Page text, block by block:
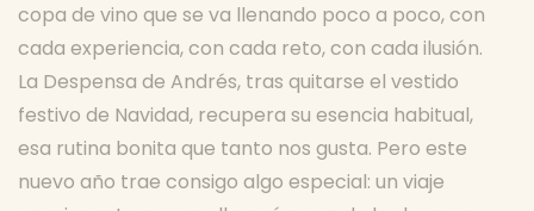
copa de vino que se va llenando poco a poco, con
cada experiencia, con cada reto, con cada ilusión.
La Despensa de Andrés, tras quitarse el vestido
festivo de Navidad, recupera su esencia habitual,
esa rutina bonita que tanto nos gusta. Pero este
nuevo año trae consigo algo especial: un viaje